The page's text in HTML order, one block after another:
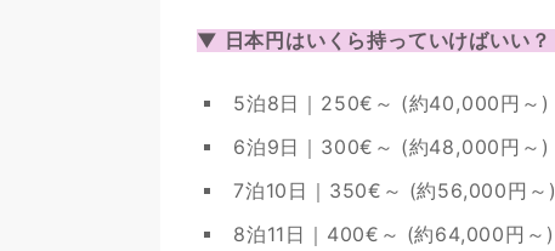
▼ 日本円はいくら持っていけばいい？
5泊8日｜250€～ (約40,000円～)
6泊9日｜300€～ (約48,000円～)
7泊10日｜350€～ (約56,000円～)
8泊11日｜400€～ (約64,000円～)